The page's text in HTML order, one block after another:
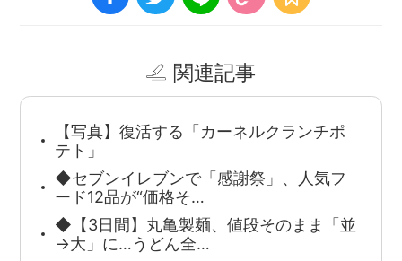
関連記事
【写真】復活する「カーネルクランチポ
テト」
◆セブンイレブンで「感謝祭」、人気フ
ード12品が“価格そ…
◆【3日間】丸亀製麺、値段そのまま「並
→大」に…うどん全…